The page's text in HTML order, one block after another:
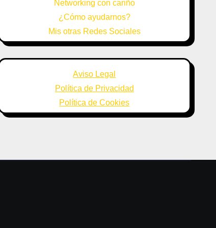
Networking con cariño
¿Cómo ayudarnos?
Mis otras Redes Sociales
Aviso Legal
Política de Privacidad
Política de Cookies